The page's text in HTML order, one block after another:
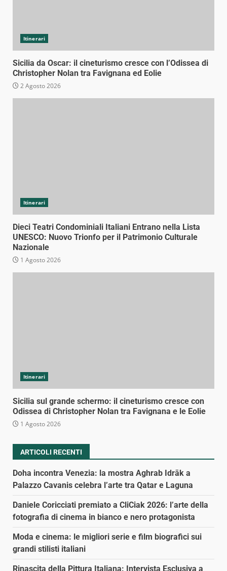
Itinerari
Sicilia da Oscar: il cineturismo cresce con l’Odissea di
Christopher Nolan tra Favignana ed Eolie
2 Agosto 2026
Itinerari
Dieci Teatri Condominiali Italiani Entrano nella Lista
UNESCO: Nuovo Trionfo per il Patrimonio Culturale
Nazionale
1 Agosto 2026
Itinerari
Sicilia sul grande schermo: il cineturismo cresce con
Odissea di Christopher Nolan tra Favignana e le Eolie
1 Agosto 2026
ARTICOLI RECENTI
Doha incontra Venezia: la mostra Aghrab Idrāk a
Palazzo Cavanis celebra l’arte tra Qatar e Laguna
Daniele Coricciati premiato a CliCiak 2026: l’arte della
fotografia di cinema in bianco e nero protagonista
Moda e cinema: le migliori serie e film biografici sui
grandi stilisti italiani
Rinascita della Pittura Italiana: Intervista Esclusiva a